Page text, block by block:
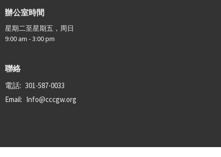
辦公室時間
星期二至星期五，周日
9:00 am - 3:00 pm
聯絡
電話: 301-587-0033
Email: Info@cccgw.org